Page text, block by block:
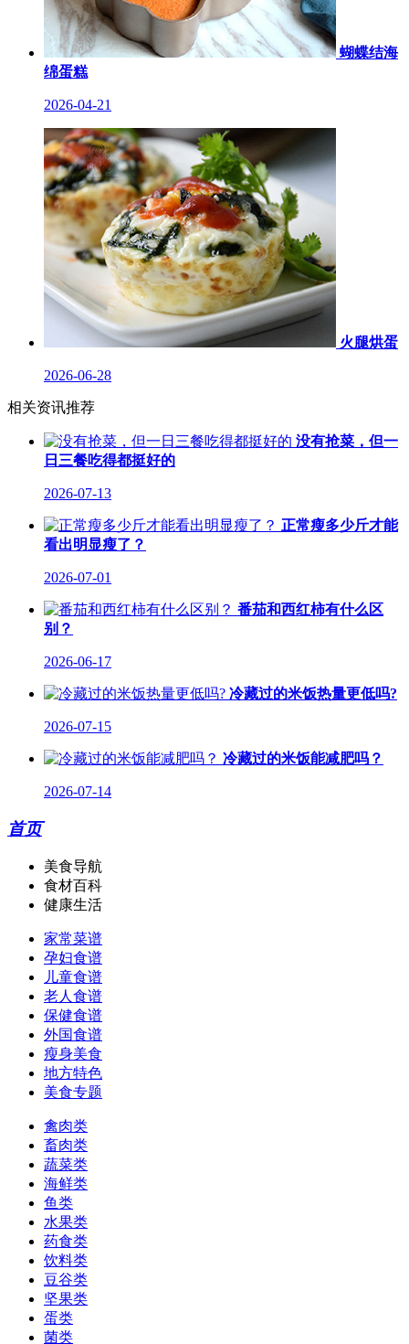
蝴蝶结海
绵蛋糕
2026-04-21
火腿烘蛋
2026-06-28
相关资讯推荐
没有抢菜，但一
日三餐吃得都挺好的
2026-07-13
正常瘦多少斤才能
看出明显瘦了？
2026-07-01
番茄和西红柿有什么区
别？
2026-06-17
冷藏过的米饭热量更低吗?
2026-07-15
冷藏过的米饭能减肥吗？
2026-07-14
首页
美食导航
食材百科
健康生活
家常菜谱
孕妇食谱
儿童食谱
老人食谱
保健食谱
外国食谱
瘦身美食
地方特色
美食专题
禽肉类
畜肉类
蔬菜类
海鲜类
鱼类
水果类
药食类
饮料类
豆谷类
坚果类
蛋类
菌类